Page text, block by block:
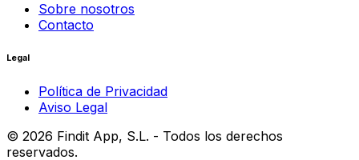
Sobre nosotros
Contacto
Legal
Política de Privacidad
Aviso Legal
© 2026 Findit App, S.L. - Todos los derechos
reservados.